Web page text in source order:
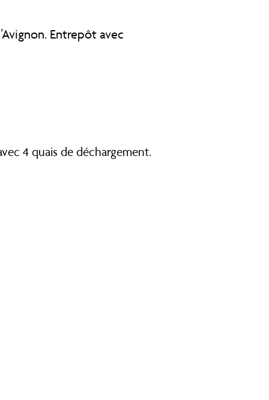
Entrepôt avec
4 quais de déchargement.